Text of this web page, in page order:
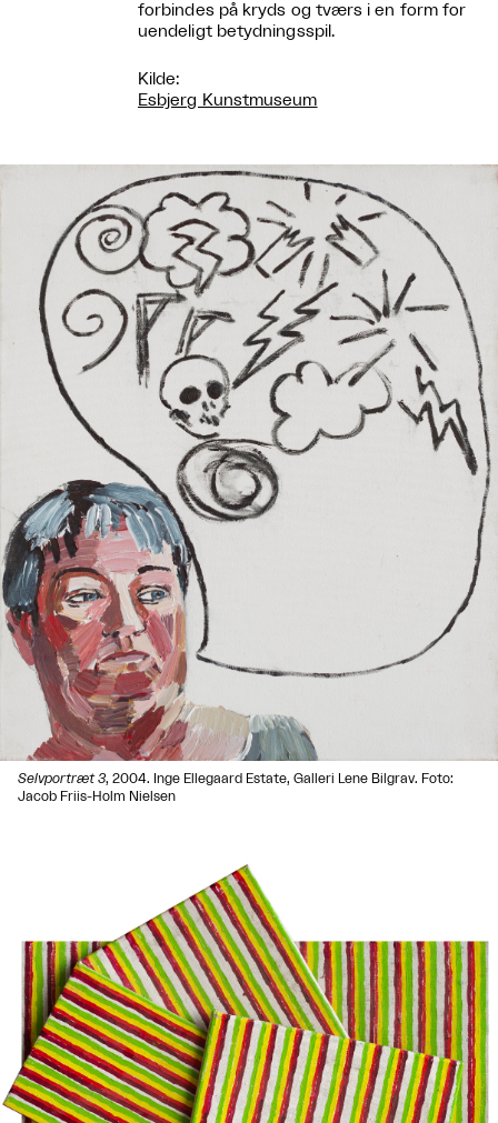
forbindes på kryds og tværs i en form for
uendeligt betydningsspil.
Kilde:
Esbjerg Kunstmuseum
Selvportræt 3, 2004. Inge Ellegaard Estate, Galleri Lene Bilgrav. Foto:
Jacob Friis-Holm Nielsen